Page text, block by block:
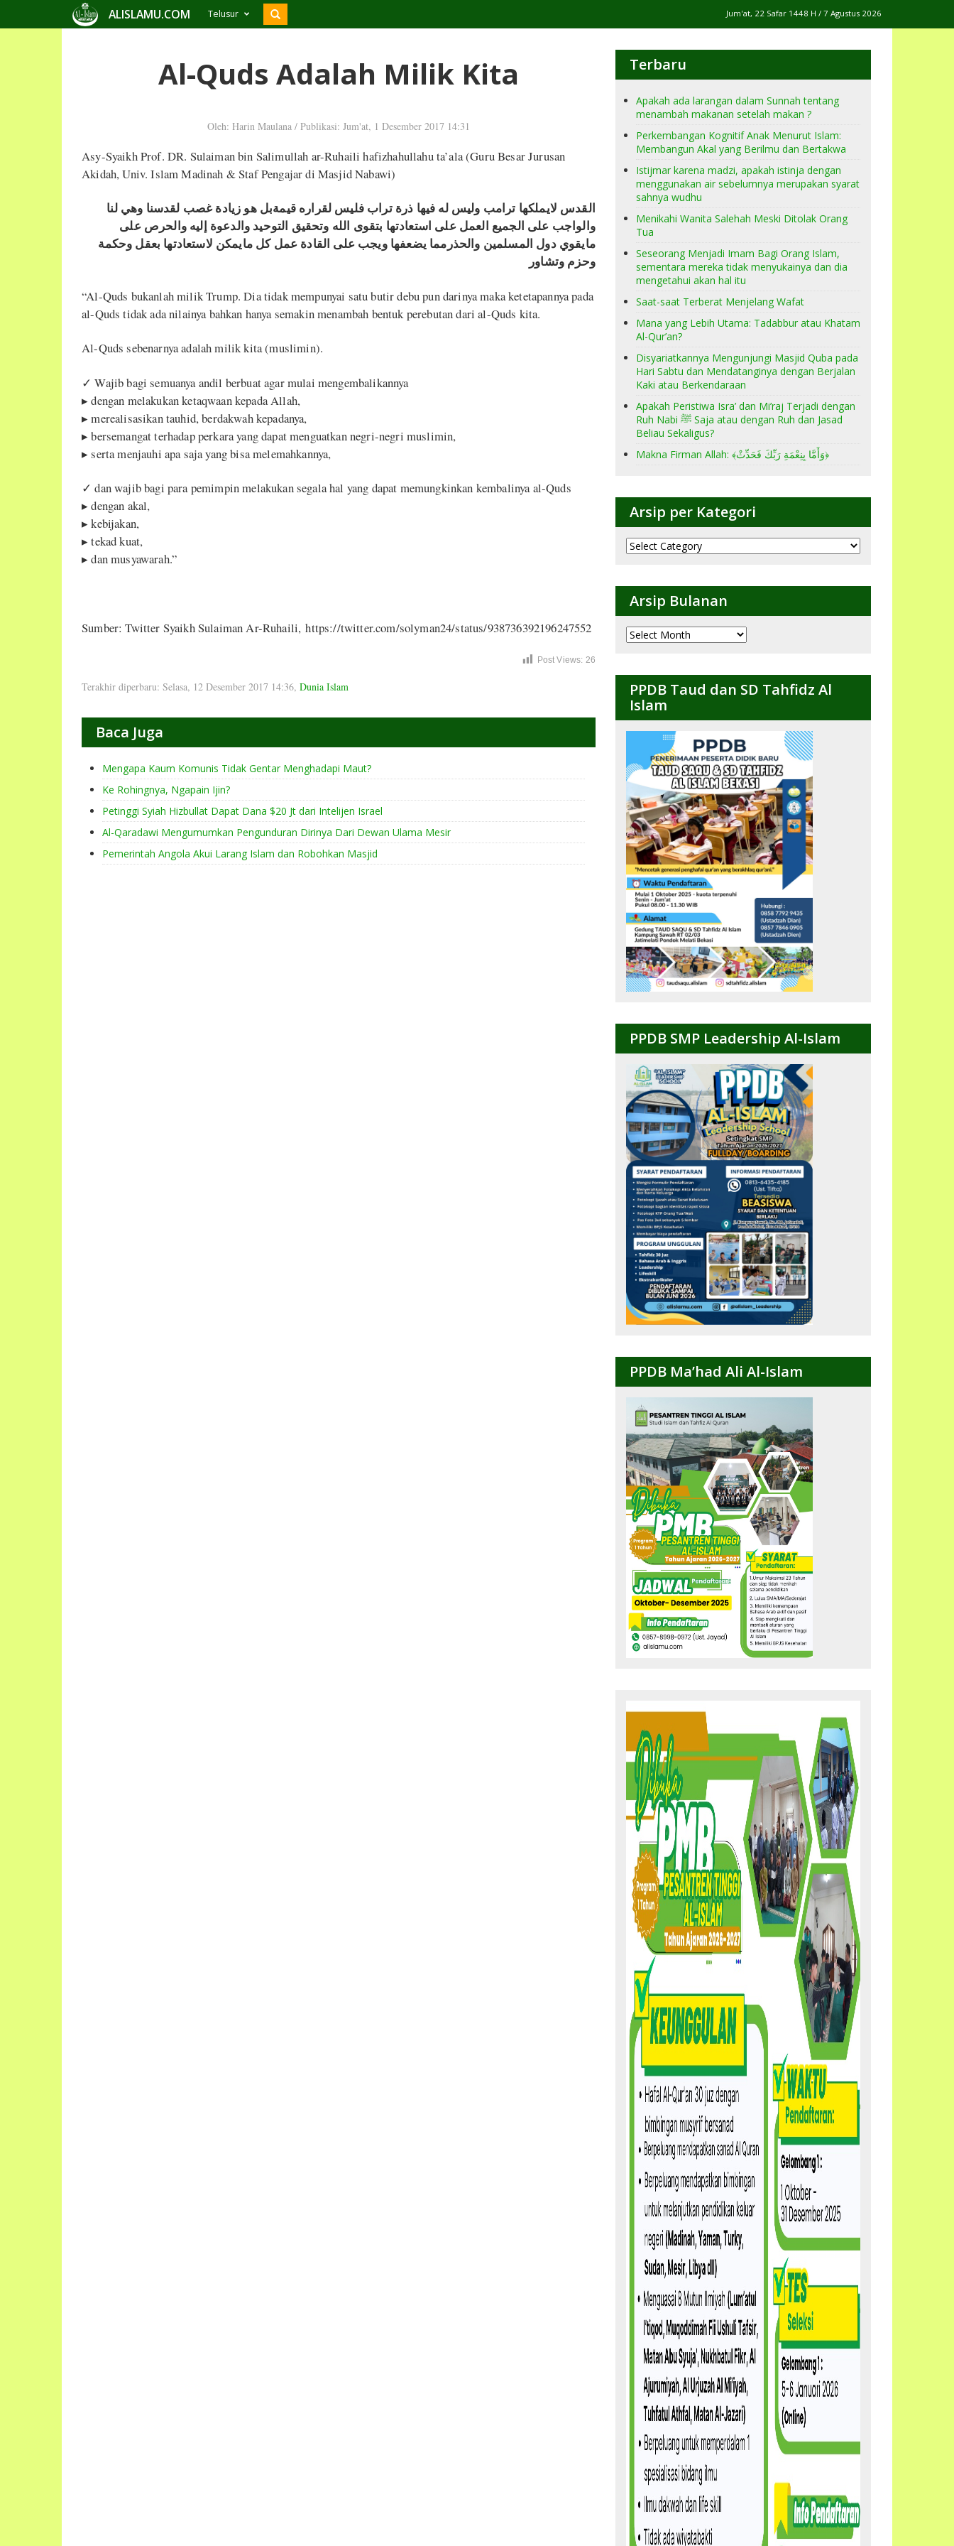
ALISLAMU.COM Telusur Jum'at, 22 Safar 1448 H / 7 Agustus 2026
Al-Quds Adalah Milik Kita
Oleh: Harin Maulana / Publikasi: Jum'at, 1 Desember 2017 14:31
Asy-Syaikh Prof. DR. Sulaiman bin Salimullah ar-Ruhaili hafizhahullahu ta’ala (Guru Besar Jurusan
Akidah, Univ. Islam Madinah & Staf Pengajar di Masjid Nabawi)
القدس لايملكها ترامب وليس له فيها ذرة تراب فليس لقراره قيمةبل هو زيادة غصب لقدسنا وهي لنا
والواجب على الجميع العمل على استعادتها بتقوى الله وتحقيق التوحيد والدعوة إليه والحرص على
مايقوي دول المسلمين والحذرمما يضعفها ويجب على القادة عمل كل مايمكن لاستعادتها بعقل وحكمة
وحزم وتشاور
“Al-Quds bukanlah milik Trump. Dia tidak mempunyai satu butir debu pun darinya maka ketetapannya pada
al-Quds tidak ada nilainya bahkan hanya semakin menambah bentuk perebutan dari al-Quds kita.
Al-Quds sebenarnya adalah milik kita (muslimin).
✓ Wajib bagi semuanya andil berbuat agar mulai mengembalikannya
▸ dengan melakukan ketaqwaan kepada Allah,
▸ merealisasikan tauhid, berdakwah kepadanya,
▸ bersemangat terhadap perkara yang dapat menguatkan negri-negri muslimin,
▸ serta menjauhi apa saja yang bisa melemahkannya,
✓ dan wajib bagi para pemimpin melakukan segala hal yang dapat memungkinkan kembalinya al-Quds
▸ dengan akal,
▸ kebijakan,
▸ tekad kuat,
▸ dan musyawarah.”
Sumber: Twitter Syaikh Sulaiman Ar-Ruhaili, https://twitter.com/solyman24/status/938736392196247552
Post Views: 26
Terakhir diperbaru: Selasa, 12 Desember 2017 14:36, Dunia Islam
Baca Juga
Mengapa Kaum Komunis Tidak Gentar Menghadapi Maut?
Ke Rohingnya, Ngapain Ijin?
Petinggi Syiah Hizbullat Dapat Dana $20 Jt dari Intelijen Israel
Al-Qaradawi Mengumumkan Pengunduran Dirinya Dari Dewan Ulama Mesir
Pemerintah Angola Akui Larang Islam dan Robohkan Masjid
Terbaru
Apakah ada larangan dalam Sunnah tentang
menambah makanan setelah makan ?
Perkembangan Kognitif Anak Menurut Islam:
Membangun Akal yang Berilmu dan Bertakwa
Istijmar karena madzi, apakah istinja dengan
menggunakan air sebelumnya merupakan syarat
sahnya wudhu
Menikahi Wanita Salehah Meski Ditolak Orang
Tua
Seseorang Menjadi Imam Bagi Orang Islam,
sementara mereka tidak menyukainya dan dia
mengetahui akan hal itu
Saat-saat Terberat Menjelang Wafat
Mana yang Lebih Utama: Tadabbur atau Khatam
Al-Qur’an?
Disyariatkannya Mengunjungi Masjid Quba pada
Hari Sabtu dan Mendatanginya dengan Berjalan
Kaki atau Berkendaraan
Apakah Peristiwa Isra’ dan Mi’raj Terjadi dengan
Ruh Nabi ﷺ Saja atau dengan Ruh dan Jasad
Beliau Sekaligus?
Makna Firman Allah: ﴾وَأَمَّا بِنِعْمَةِ رَبِّكَ فَحَدِّثْ﴿
Arsip per Kategori
Arsip
per
Arsip Bulanan
Arsip
Bulanan
PPDB Taud dan SD Tahfidz Al
Islam
PPDB SMP Leadership Al-Islam
PPDB Ma’had Ali Al-Islam